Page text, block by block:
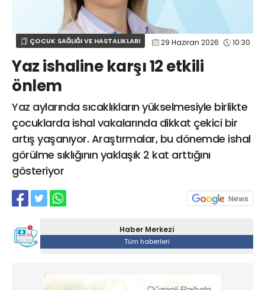
ÇOCUK SAĞLIĞI VE HASTALIKLARI 29 Haziran 2026 10:30
Yaz ishaline karşı 12 etkili
önlem
Yaz aylarında sıcaklıkların yükselmesiyle birlikte
çocuklarda ishal vakalarında dikkat çekici bir
artış yaşanıyor. Araştırmalar, bu dönemde ishal
görülme sıklığının yaklaşık 2 kat arttığını
gösteriyor
Haber Merkezi
Tüm haberleri
GÖZ HASTALIKLARI
SAĞLIK
GASTROENTEROLOJİ
ÇOCUK SAĞLIĞI VE HASTALIKLARI
SENDİKALAR
GÖGÜS HASTALIKLARI
DERMATOLOJİ
ENDOKRİNOLOJİ
ORTOPEDİ VE TRAVMATOLOJİ
FİZİK TEDAVİ VE REHABİLİTASYON
KADIN HASTALIKLARI VE DOĞUM
Web TV Yazarlar
sagliktabugun@gmail.com